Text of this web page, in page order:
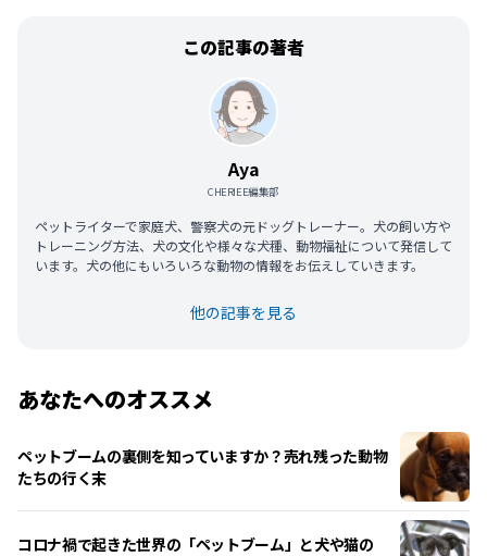
この記事の著者
Aya
CHERIEE編集部
ペットライターで家庭犬、警察犬の元ドッグトレーナー。犬の飼い方や
トレーニング方法、犬の文化や様々な犬種、動物福祉について発信して
います。犬の他にもいろいろな動物の情報をお伝えしていきます。
他の記事を見る
あなたへのオススメ
ペットブームの裏側を知っていますか？売れ残った動物
たちの行く末
コロナ禍で起きた世界の「ペットブーム」と犬や猫の